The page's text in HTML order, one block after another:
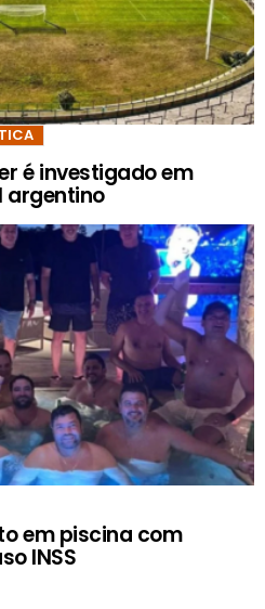
é investigado em
argentino
em piscina com
INSS